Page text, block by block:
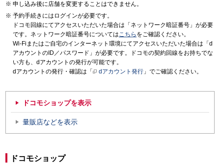
申し込み後に店舗を変更することはできません。
予約手続きにはログインが必要です。
ドコモ回線にてアクセスいただいた場合は「ネットワーク暗証番号」が必要
です。ネットワーク暗証番号についてはこちら をご確認ください。
Wi-Fiまたはご自宅のインターネット環境にてアクセスいただいた場合は「d
アカウントのID／パスワード」が必要です。ドコモの契約回線をお持ちでな
い方も、dアカウントの発行が可能です。
dアカウントの発行・確認は「
dアカウント発行 」でご確認ください。
ドコモショップを表示
量販店などを表示
ドコモショップ